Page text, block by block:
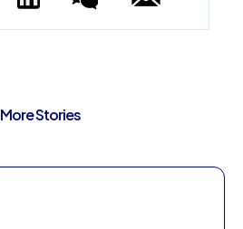
More Stories